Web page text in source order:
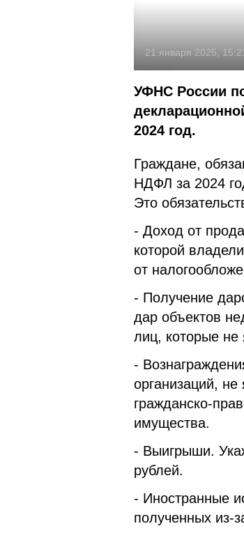
21 января 2025,
УФНС России
2024 год.
Граждане,
НДФЛ за 2024
Это
- Доход от
которой
от
- Получение
дар объектов
лиц, которые не
-
организаций,
гражданско-
имущества.
- Выигрыши.
рублей.
- Иностранные
полученных из-